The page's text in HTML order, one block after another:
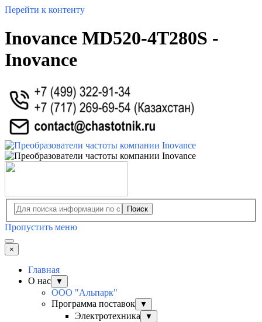
Перейти к контенту
Inovance MD520-4T280S -
Inovance
Поиск
Пропустить меню
×
Главная
О нас
▼
ООО "Альпарк"
Программа поставок
▼
Электротехника ▼